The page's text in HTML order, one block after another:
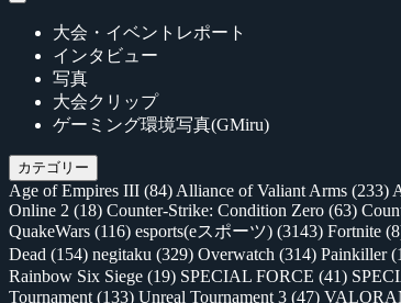
大会・イベントレポート
インタビュー
写真
大会クリップ
ゲーミング環境写真(GMiru)
カテゴリー
Age of Empires III (84) Alliance of Valiant Arms (233)
Online 2 (18) Counter-Strike: Condition Zero (63)
QuakeWars (116) esports(eスポーツ) (3143) Fortnite
Dead (154) negitaku (329) Overwatch (314) Painkiller
Rainbow Six Siege (19) SPECIAL FORCE (41)
Tournament (133) Unreal Tournament 3 (47)